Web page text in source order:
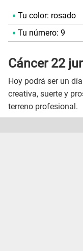
Tu color: rosado
Tu número: 9
Cáncer 22
Hoy podrá ser un
creativa, suerte y
terreno profesional.